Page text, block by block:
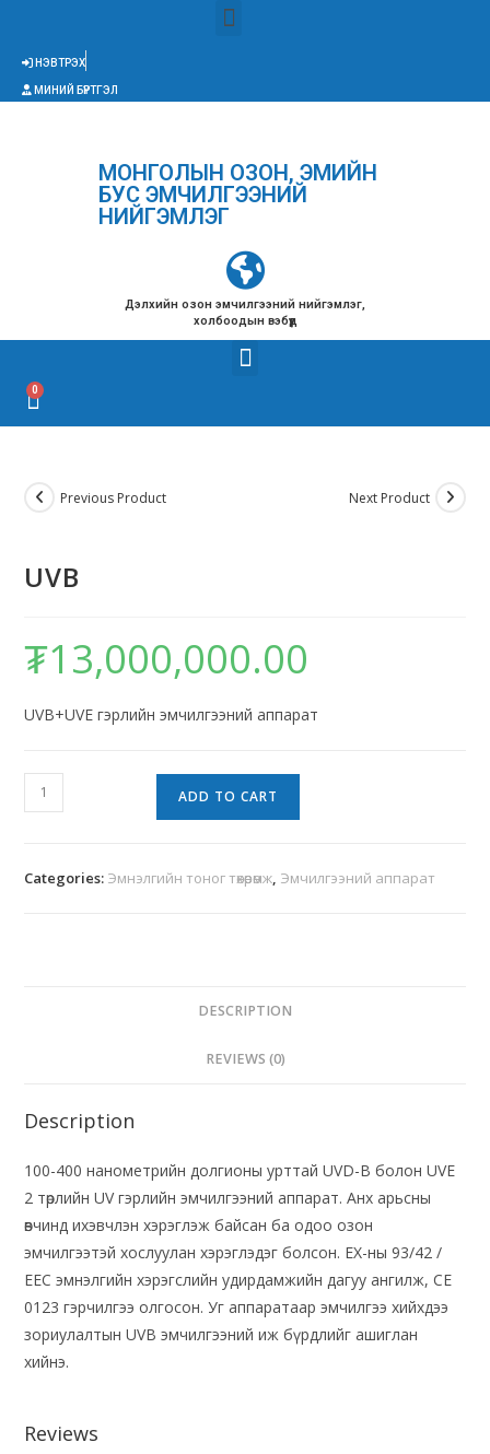
НЭВТРЭХ
МИНИЙ БҮРТГЭЛ
МОНГОЛЫН ОЗОН, ЭМИЙН
БУС ЭМЧИЛГЭЭНИЙ
НИЙГЭМЛЭГ
Дэлхийн озон эмчилгээний нийгэмлэг,
холбоодын вэбүүд
Previous Product Next Product
UVB
₮13,000,000.00
UVB+UVE гэрлийн эмчилгээний аппарат
ADD TO CART
Categories: Эмнэлгийн тоног төхөөрөмж, Эмчилгээний аппарат
DESCRIPTION
REVIEWS (0)
Description
100-400 нанометрийн долгионы урттай UVD-B болон UVE
2 төрлийн UV гэрлийн эмчилгээний аппарат. Анх арьсны
өвчинд ихэвчлэн хэрэглэж байсан ба одоо озон
эмчилгээтэй хослуулан хэрэглэдэг болсон. ЕХ-ны 93/42 /
EEC эмнэлгийн хэрэгслийн удирдамжийн дагуу ангилж, CE
0123 гэрчилгээ олгосон. Уг аппаратаар эмчилгээ хийхдээ
зориулалтын UVB эмчилгээний иж бүрдлийг ашиглан
хийнэ.
Reviews